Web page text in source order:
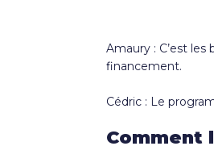
Amaury : C’est
financement.
Cédric : Le
Comment